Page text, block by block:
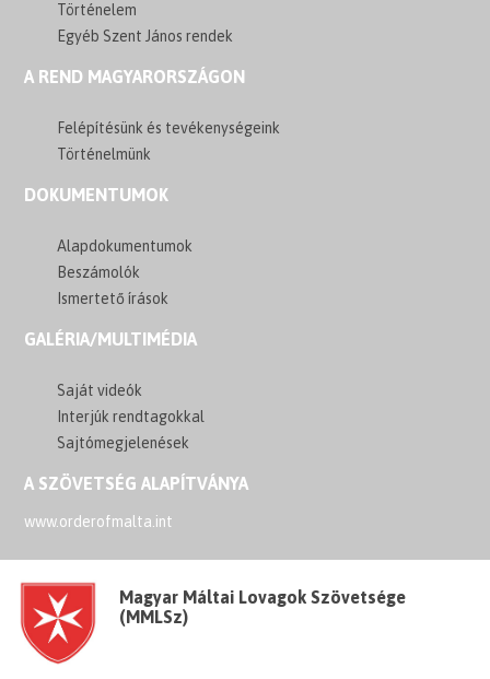
Történelem
Egyéb Szent János rendek
A REND MAGYARORSZÁGON
Felépítésünk és tevékenységeink
Történelmünk
DOKUMENTUMOK
Alapdokumentumok
Beszámolók
Ismertető írások
GALÉRIA/MULTIMÉDIA
Saját videók
Interjúk rendtagokkal
Sajtómegjelenések
A SZÖVETSÉG ALAPÍTVÁNYA
www.orderofmalta.int
Magyar Máltai Lovagok Szövetsége
(MMLSz)